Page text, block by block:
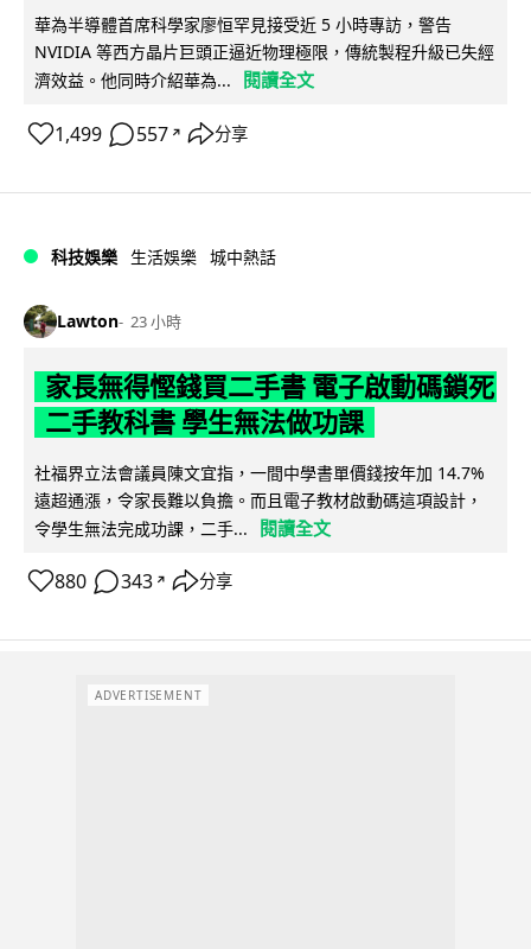
華為半導體首席科學家廖恒罕見接受近 5 小時專訪，警告
NVIDIA 等西方晶片巨頭正逼近物理極限，傳統製程升級已失經
濟效益。他同時介紹華為...
閱讀全文
1,499 557 ↗ 分享
科技娛樂 生活娛樂 城中熱話
Lawton 23 小時
家長無得慳錢買二手書 電子啟動碼鎖死
二手教科書 學生無法做功課
社福界立法會議員陳文宜指，一間中學書單價錢按年加 14.7%
遠超通漲，令家長難以負擔。而且電子教材啟動碼這項設計，
令學生無法完成功課，二手...
閱讀全文
880 343 ↗ 分享
ADVERTISEMENT